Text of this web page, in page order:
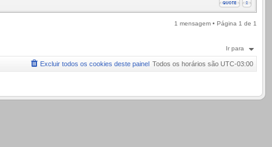
1 mensagem • Página 1 de 1
Ir para
Todos os horários são UTC-03:00
Excluir todos os cookies deste painel